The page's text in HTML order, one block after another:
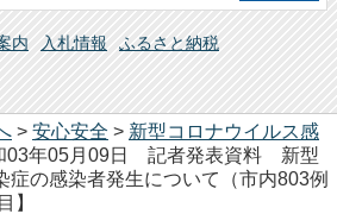
内 入札情報
ふるさと納税
> 安心安全 > 新型コロナウイルス感
03年05月09日 記者発表資料 新型
症の感染者発生について（市内803例
】